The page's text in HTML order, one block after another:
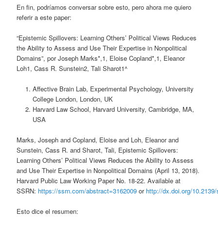
En fin, podríamos conversar sobre esto, pero ahora me quiero
referir a este paper:
“Epistemic Spillovers: Learning Others’ Political Views Reduces
the Ability to Assess and Use Their Expertise in Nonpolitical
Domains”, por Joseph Marks*,1, Eloise Copland*,1, Eleanor
Loh1, Cass R. Sunstein2, Tali Sharot1^
Affective Brain Lab, Experimental Psychology, University
College London, London, UK
Harvard Law School, Harvard University, Cambridge, MA,
USA
Marks, Joseph and Copland, Eloise and Loh, Eleanor and
Sunstein, Cass R. and Sharot, Tali, Epistemic Spillovers:
Learning Others’ Political Views Reduces the Ability to Assess
and Use Their Expertise in Nonpolitical Domains (April 13, 2018).
Harvard Public Law Working Paper No. 18-22. Available at
SSRN: https://ssrn.com/abstract=3162009 or http://dx.doi.org/
Esto dice el resumen: